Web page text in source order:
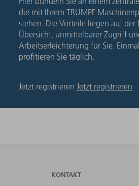
die mit Ihrem TRUMPF
stehen. Die Vorteile liegen auf der
Übersicht, unmittelbarer Zugriff
Arbeitserleichterung für Sie.
profitieren Sie täglich.
Jetzt registrieren Jetzt registrieren
KONTAKT